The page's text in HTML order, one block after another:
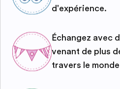
d'expérience.
Échangez avec
venant de plus
travers le monde